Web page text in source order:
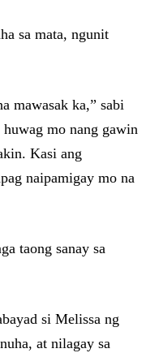
sa mata, ngunit
mawasak ka,” sabi
mo nang gawin
Kasi ang
naipamigay mo na
taong sanay sa
si Melissa ng
at nilagay sa